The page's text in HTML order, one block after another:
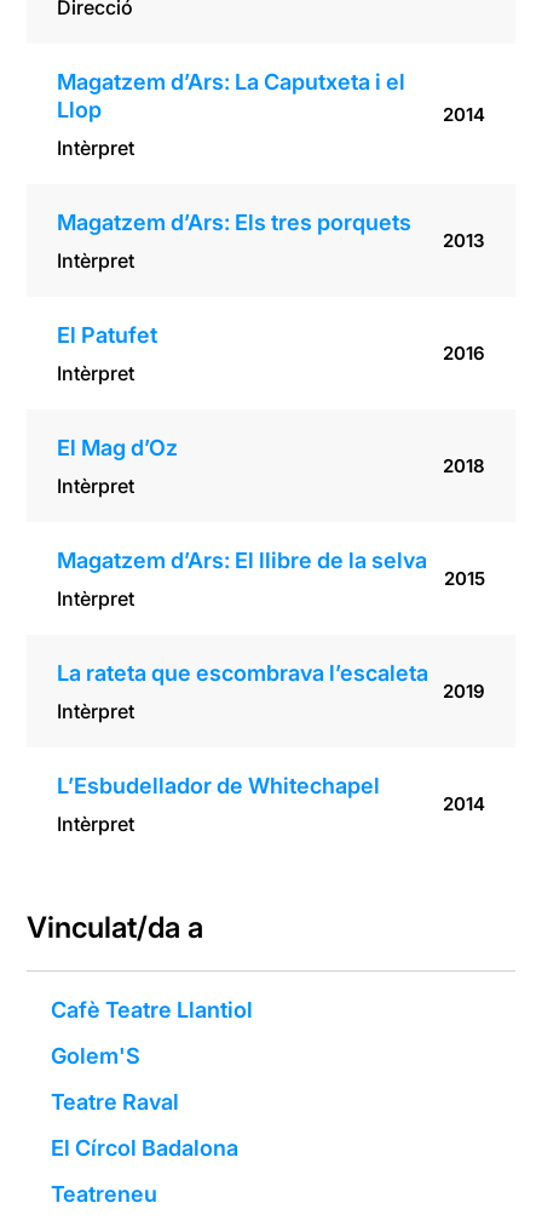
Direcció
Magatzem d’Ars: La Caputxeta i el
Llop
Intèrpret
2014
Magatzem d’Ars: Els tres porquets
Intèrpret
2013
El Patufet
Intèrpret
2016
El Mag d’Oz
Intèrpret
2018
Magatzem d’Ars: El llibre de la selva
Intèrpret
2015
La rateta que escombrava l’escaleta
Intèrpret
2019
L’Esbudellador de Whitechapel
Intèrpret
2014
Vinculat/da a
Cafè Teatre Llantiol
Golem'S
Teatre Raval
El Círcol Badalona
Teatreneu